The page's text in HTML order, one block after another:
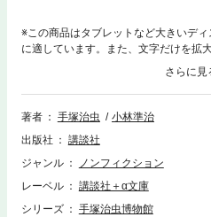
※この商品はタブレットなど大きいデ
に適しています。また、文字だけを拡
ト、検索、辞書の参照、引用などの機
様”は類まれなる博物作家だった！――
魚類、鳥類、植物などを網羅し、手塚
の手塚ワールド！手塚漫画の最も特徴
虫169作品の中から哺乳類、両生類、
類、樹木、草花・有用作物にわたるま
の活躍を知らずして、手塚ワールドの
書籍のページを画像にした電子書籍で
著者 手塚治虫
小林準治
出版社
講談社
ジャンル
ノンフィクション
レーベル
講談社＋α文庫
シリーズ
手塚治虫博物館